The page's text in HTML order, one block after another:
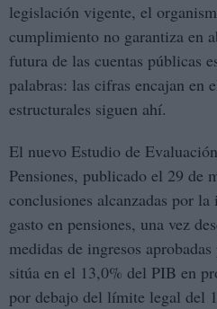
legislación vigente, el
cumplimiento no garantiza en
futura de las cuentas públicas
palabras: las cifras encajan en
estructurales siguen ahí.
El nuevo Estudio de
Pensiones, publicado el 29 de
conclusiones alcanzadas por
gasto en pensiones, una vez
medidas de ingresos
sitúa en el 13,0% del PIB en
por debajo del límite legal del